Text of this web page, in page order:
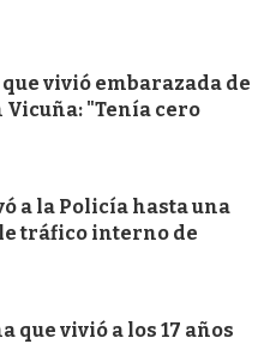
vivió embarazada de
Vicuña: "Tenía cero
a la Policía hasta una
tráfico interno de
que vivió a los 17 años